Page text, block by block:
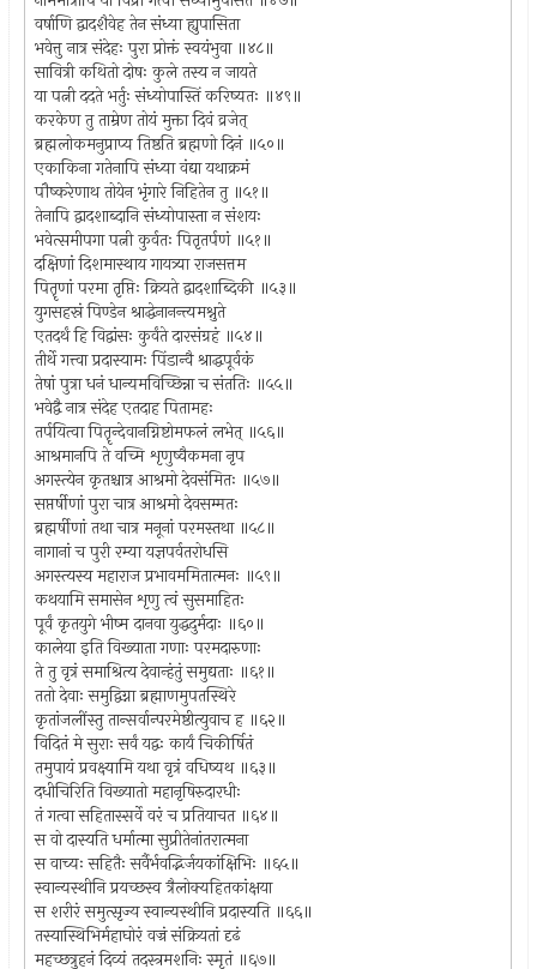
वर्षाणि द्वादशैवेह तेन संध्या ह्युपासिता
भवेत्तु नात्र संदेहः पुरा प्रोक्तं स्वयंभुवा ॥४८॥
सावित्री कथितो दोषः कुले तस्य न जायते
या पत्नी ददते भर्तुः संध्योपास्तिं करिष्यतः ॥४९॥
करकेण तु ताम्रेण तोयं मुक्ता दिवं व्रजेत्
ब्रह्मलोकमनुप्राप्य तिष्ठति ब्रह्मणो दिनं ॥५०॥
एकाकिना गतेनापि संध्या वंद्या यथाक्रमं
पौष्करेणाथ तोयेन भृंगारे निहितेन तु ॥५१॥
तेनापि द्वादशाब्दानि संध्योपास्ता न संशयः
भवेत्समीपगा पत्नी कुर्वतः पितृतर्पणं ॥५१॥
दक्षिणां दिशमास्थाय गायत्र्या राजसत्तम
पितॄणां परमा तृप्तिः क्रियते द्वादशाब्दिकी ॥५३॥
युगसहस्रं पिण्डेन श्राद्धेनानन्त्यमश्नुते
एतदर्थं हि विद्वांसः कुर्वंते दारसंग्रहं ॥५४॥
तीर्थे गत्त्वा प्रदास्यामः पिंडान्वै श्राद्धपूर्वकं
तेषां पुत्रा धनं धान्यमविच्छिन्ना च संततिः ॥५५॥
भवेद्वै नात्र संदेह एतदाह पितामहः
तर्पयित्वा पितॄन्देवानग्निष्टोमफलं लभेत् ॥५६॥
आश्रमानपि ते वच्मि शृणुष्वैकमना नृप
अगस्त्येन कृतश्चात्र आश्रमो देवसंमितः ॥५७॥
सप्तर्षीणां पुरा चात्र आश्रमो देवसम्मतः
ब्रह्मर्षीणां तथा चात्र मनूनां परमस्तथा ॥५८॥
नागानां च पुरी रम्या यज्ञपर्वतरोधसि
अगस्त्यस्य महाराज प्रभावममितात्मनः ॥५९॥
कथयामि समासेन शृणु त्वं सुसमाहितः
पूर्वं कृतयुगे भीष्म दानवा युद्धदुर्मदाः ॥६०॥
कालेया इति विख्याता गणाः परमदारुणाः
ते तु वृत्रं समाश्रित्य देवान्हंतुं समुद्यताः ॥६१॥
ततो देवाः समुद्विग्ना ब्रह्माणमुपतस्थिरे
कृतांजलींस्तु तान्सर्वान्परमेष्ठीत्युवाच ह ॥६२॥
विदितं मे सुराः सर्वं यद्वः कार्यं चिकीर्षितं
तमुपायं प्रवक्ष्यामि यथा वृत्रं वधिष्यथ ॥६३॥
दधीचिरिति विख्यातो महानृषिरुदारधीः
तं गत्वा सहितास्सर्वे वरं च प्रतियाचत ॥६४॥
स वो दास्यति धर्मात्मा सुप्रीतेनांतरात्मना
स वाच्यः सहितैः सर्वैर्भवद्भिर्जयकांक्षिभिः ॥६५॥
स्वान्यस्थीनि प्रयच्छस्व त्रैलोक्यहितकांक्षया
स शरीरं समुत्सृज्य स्वान्यस्थीनि प्रदास्यति ॥६६॥
तस्यास्थिभिर्महाघोरं वज्रं संक्रियतां दृढं
महच्छत्रुहनं दिव्यं तदस्त्रमशनिः स्मृतं ॥६७॥